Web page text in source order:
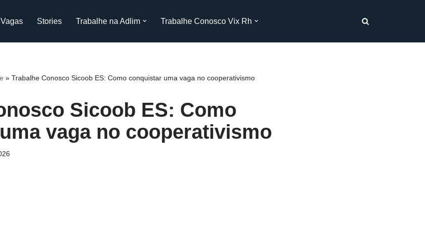
Vagas Stories Trabalhe na Adlim Trabalhe Conosco Vix Rh
» Trabalhe Conosco Sicoob ES: Como conquistar uma vaga no cooperativismo
Sicoob ES: Como
vaga no cooperativismo